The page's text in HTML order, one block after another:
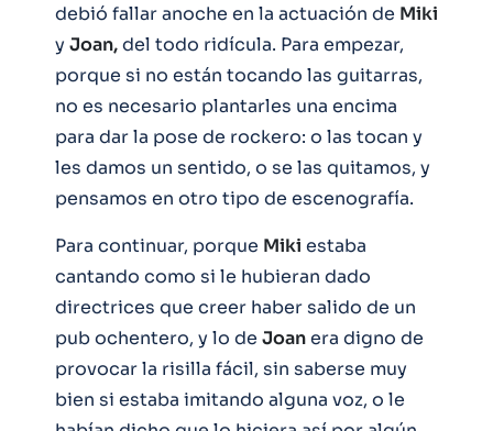
debió fallar anoche en la actuación de Miki
y Joan,del todo ridícula. Para empezar,
porque si no están tocando las guitarras,
no es necesario plantarles una encima
para dar la pose de rockero: o las tocan y
les damos un sentido, o se las quitamos, y
pensamos en otro tipo de escenografía.
Para continuar, porque Miki estaba
cantando como si le hubieran dado
directrices que creer haber salido de un
pub ochentero, y lo de Joanera digno de
provocar la risilla fácil, sin saberse muy
bien si estaba imitando alguna voz, o le